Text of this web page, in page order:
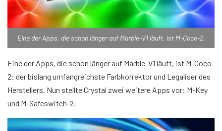
Eine der Apps, die schon länger auf Marble-V1 läuft, ist M-Coco-2.
Eine der Apps, die schon länger auf Marble-V1 läuft, ist M-Coco-
2: der bislang umfangreichste Farbkorrektor und Legaliser des
Herstellers. Nun stellte Crystal zwei weitere Apps vor: M-Key
und M-Safeswitch-2.